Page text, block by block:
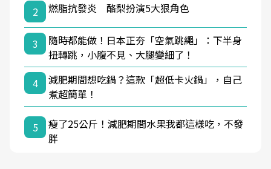
2
燃脂抗發炎 酪梨扮演5大狠角色
3
隨時都能做！日本正夯「空氣跳繩」：下半身
扭轉跳，小腹不見、大腿變細了！
4
減肥期間想吃鍋？這款「超低卡火鍋」，自己
煮超簡單！
5
瘦了25公斤！減肥期間水果我都這樣吃，不發
胖